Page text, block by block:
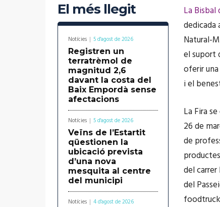
El més llegit
Notícies 5 d'agost de 2026
Registren un
terratrèmol de
magnitud 2,6
davant la costa del
Baix Empordà sense
afectacions
Notícies 5 d'agost de 2026
Veïns de l’Estartit
qüestionen la
ubicació prevista
d’una nova
mesquita al centre
del municipi
Notícies 4 d'agost de 2026
La Bisbal
dedicada
Natural-
el suport
oferir
i el
La Fira
26 de
de
del carrer
del